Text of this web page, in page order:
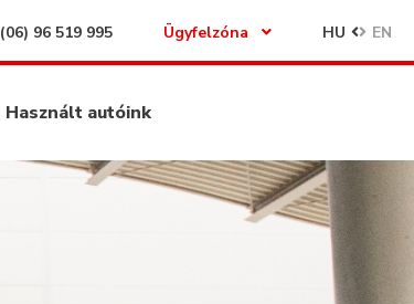
(06) 96 519 995 Ügyfelzóna HU EN
Használt autóink